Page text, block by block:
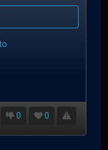
0 0